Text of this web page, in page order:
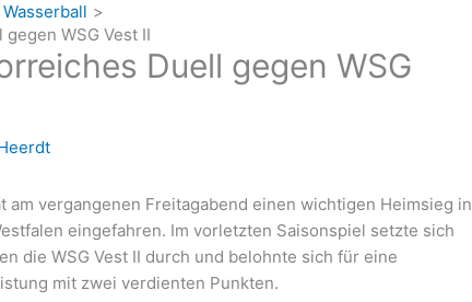
Wasserball
WSG Vest II
Duell gegen WSG
am vergangenen Freitagabend einen wichtigen Heimsieg in
eingefahren. Im vorletzten Saisonspiel setzte sich
die WSG Vest II durch und belohnte sich für eine
mit zwei verdienten Punkten.